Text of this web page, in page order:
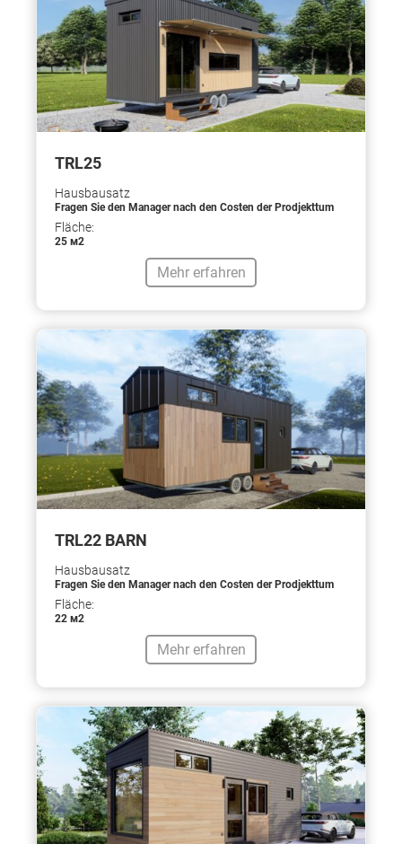
TRL25
Hausbausatz
Fragen Sie den Manager nach den Costen der Prodjekttum
Fläche:
25 м2
Mehr erfahren
TRL22 BARN
Hausbausatz
Fragen Sie den Manager nach den Costen der Prodjekttum
Fläche:
22 м2
Mehr erfahren